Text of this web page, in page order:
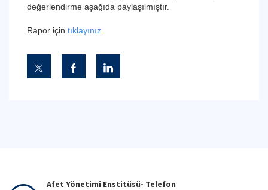
değerlendirme aşağıda paylaşılmıştır.
Rapor için tıklayınız
Afet Yönetimi Enstitüsü- Telefon